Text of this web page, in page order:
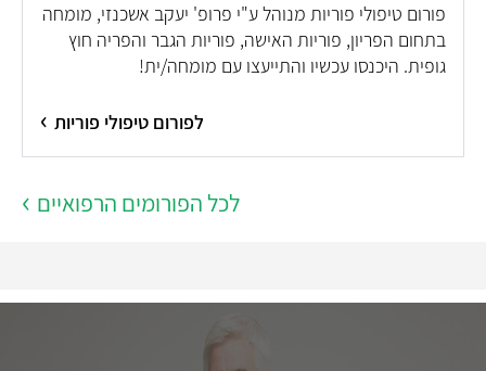
פורום טיפולי פוריות מנוהל ע"י פרופ' יעקב אשכנזי, מומחה
בתחום הפריון, פוריות האישה, פוריות הגבר והפריה חוץ
גופית. היכנסו עכשיו והתייעצו עם מומחה/ית!
לפורום טיפולי פוריות
לכל הפורומים הרפואיים